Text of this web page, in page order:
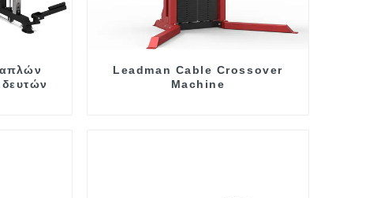
Leadman Cable Crossover
Machine